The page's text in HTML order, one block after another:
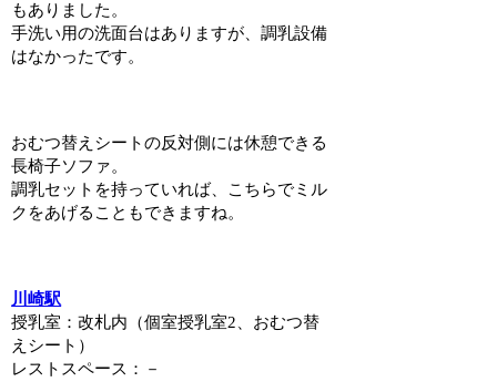
もありました。
手洗い用の洗面台はありますが、調乳設備
はなかったです。
おむつ替えシートの反対側には休憩できる
長椅子ソファ。
調乳セットを持っていれば、こちらでミル
クをあげることもできますね。
川崎駅
授乳室：改札内（個室授乳室2、おむつ替
えシート）
レストスペース：－